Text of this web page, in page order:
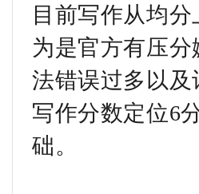
目前写作从均
为是官方有压
法错误过多以
写作分数定位6
础。